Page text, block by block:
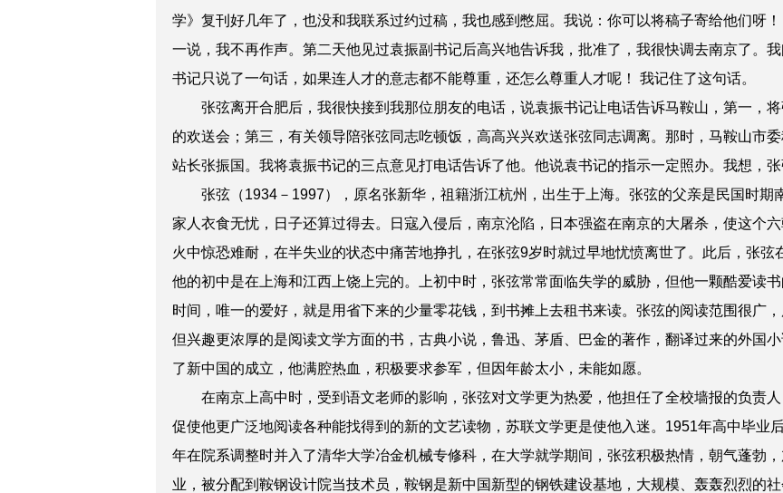
学》复刊好几年了，也没和我联系过约过稿，我也感到憋屈。我说：你可以将稿子寄给他们呀
一说，我不再作声。第二天他见过袁振副书记后高兴地告诉我，批准了，我很快调去南京了。
书记只说了一句话，如果连人才的意志都不能尊重，还怎么尊重人才呢！ 我记住了这句话。
张弦离开合肥后，我很快接到我那位朋友的电话，说袁振书记让电话告诉马鞍山，第一，
的欢送会；第三，有关领导陪张弦同志吃顿饭，高高兴兴欢送张弦同志调离。那时，马鞍山市
站长张振国。我将袁振书记的三点意见打电话告诉了他。他说袁书记的指示一定照办。我想，张
张弦（1934－1997），原名张新华，祖籍浙江杭州，出生于上海。张弦的父亲是民国时期
家人衣食无忧，日子还算过得去。日寇入侵后，南京沦陷，日本强盗在南京的大屠杀，使这个
火中惊恐难耐，在半失业的状态中痛苦地挣扎，在张弦9岁时就过早地忧愤离世了。此后，张弦
他的初中是在上海和江西上饶上完的。上初中时，张弦常常面临失学的威胁，但他一颗酷爱读
时间，唯一的爱好，就是用省下来的少量零花钱，到书摊上去租书来读。张弦的阅读范围很广
但兴趣更浓厚的是阅读文学方面的书，古典小说，鲁迅、茅盾、巴金的著作，翻译过来的外国
了新中国的成立，他满腔热血，积极要求参军，但因年龄太小，未能如愿。
在南京上高中时，受到语文老师的影响，张弦对文学更为热爱，他担任了全校墙报的负责
促使他更广泛地阅读各种能找得到的新的文艺读物，苏联文学更是使他入迷。1951年高中毕业
年在院系调整时并入了清华大学冶金机械专修科，在大学就学期间，张弦积极热情，朝气蓬勃
业，被分配到鞍钢设计院当技术员，鞍钢是新中国新型的钢铁建设基地，大规模、轰轰烈烈的